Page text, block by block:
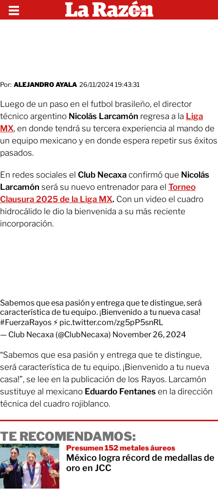
Por: ALEJANDRO AYALA 26/11/2024 19:43:31
Luego de un paso en el futbol brasileño, el director
técnico argentino Nicolás Larcamón regresa a la Liga
MX, en donde tendrá su tercera experiencia al mando de
un equipo mexicano y en donde espera repetir sus éxitos
pasados.
En redes sociales el Club Necaxa confirmó que Nicolás
Larcamón será su nuevo entrenador para el Torneo
Clausura 2025 de la Liga MX. Con un video el cuadro
hidrocálido le dio la bienvenida a su más reciente
incorporación.
Sabemos que esa pasión y entrega que te distingue, será
característica de tu equipo. ¡Bienvenido a tu nueva casa!
#FuerzaRayos ⚡ pic.twitter.com/zg5pP5snRL
— Club Necaxa (@ClubNecaxa) November 26, 2024
“Sabemos que esa pasión y entrega que te distingue,
será característica de tu equipo. ¡Bienvenido a tu nueva
casa!”, se lee en la publicación de los Rayos. Larcamón
sustituye al mexicano Eduardo Fentanes en la dirección
técnica del cuadro rojiblanco.
TE RECOMENDAMOS:
Presumen 152 metales áureos
México logra récord de medallas de
oro en JCC